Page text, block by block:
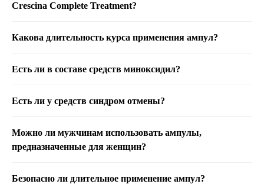
Crescina Complete Treatment?
Какова длительность курса применения ампул?
Есть ли в составе средств миноксидил?
Есть ли у средств синдром отмены?
Можно ли мужчинам использовать ампулы,
предназначенные для женщин?
Безопасно ли длительное применение ампул?